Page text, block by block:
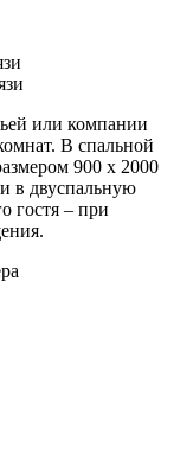
или компании
В спальной
900 х 2000
в двуспальную
гостя – при